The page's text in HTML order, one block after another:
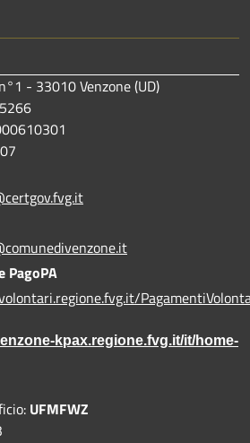
- 33010 Venzone (UD)
PagoPA
kpax.regione.fvg.it/it/home-
UFMFWZ